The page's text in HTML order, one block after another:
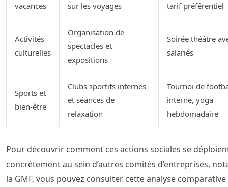
vacances sur les voyages tarif préférentiel
Activités
culturelles
Organisation de
spectacles et
expositions
Soirée théâtre
salariés
Sports et
bien-être
Clubs sportifs internes
et séances de
relaxation
Tournoi de
interne, yoga
hebdomadaire
Pour découvrir comment ces actions sociales se
concrètement au sein d’autres comités d’entreprises,
la GMF, vous pouvez consulter cette analyse